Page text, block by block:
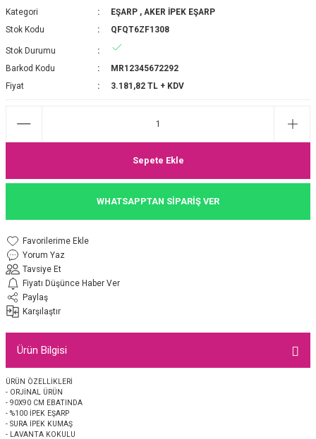
2025-2026 SONBAHAR KIŞ
JAKAR EŞARP
PAMUK EŞARP
İPEK EŞARP
EŞARP 2025-2026 SONBAHAR KIŞ
EŞARP
ŞAL
MEDİNE İPEĞİ ŞAL
İPEĞİ ŞAL
ŞAL
JAKAR ŞAL
İpek Koton Şal
Kategori
EŞARP , AKER İPEK EŞARP
Stok Kodu
QFQT6ZF1308
Stok Durumu
Barkod Kodu
MR12345672292
Fiyat
3.181,82 TL + KDV
Sepete Ekle
WHATSAPPTAN SİPARİŞ VER
Yorum Yaz
Tavsiye Et
Fiyatı Düşünce Haber Ver
Paylaş
Karşılaştır
Ürün Bilgisi
ÜRÜN ÖZELLİKLERİ
- ORJİNAL ÜRÜN
- 90X90 CM EBATINDA
- %100 İPEK EŞARP
- SURA İPEK KUMAŞ
- LAVANTA KOKULU